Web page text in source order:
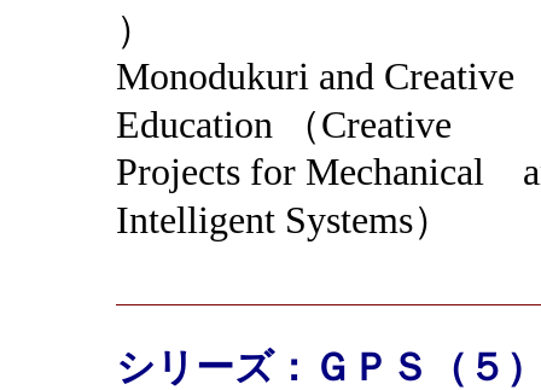
）
Monodukuri and Creative
Education （Creative
Projects for Mechanical
Intelligent Systems）
シリーズ：ＧＰＳ（５